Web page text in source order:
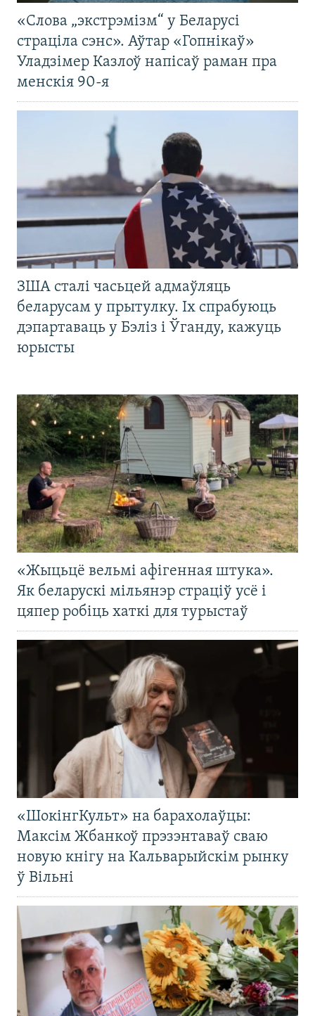
«Слова „экстрэмізм“ у Беларусі
страціла сэнс». Аўтар «Гопнікаў»
Уладзімер Казлоў напісаў раман пра
менскія 90-я
ЗША сталі часьцей адмаўляць
беларусам у прытулку. Іх спрабуюць
дэпартаваць у Бэліз і Ўганду, кажуць
юрысты
«Жыцьцё вельмі афігенная штука».
Як беларускі мільянэр страціў усё і
цяпер робіць хаткі для турыстаў
«ШокінгКульт» на барахолаўцы:
Максім Жбанкоў прэзэнтаваў сваю
новую кнігу на Кальварыйскім рынку
ў Вільні